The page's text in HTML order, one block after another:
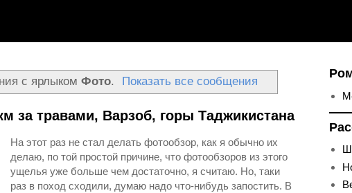
с ярлыком Фото. Показать все сообщения
за травами, Варзоб, горы Таджикистана
На этот раз не стал делать фотообзор, как я обычно их
делаю, по той простой причине, что фотообзоров из этого
ущелья уже больше чем достаточно, я считаю. Но, таки
раз в поход сходили, думаю надо что-нибудь запостить. В